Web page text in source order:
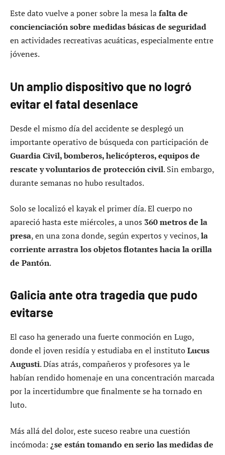
Este dato vuelve a poner sobre la mesa lafalta de
concienciación sobre medidas básicas de seguridad
en actividades recreativas acuáticas, especialmente entre
jóvenes.
Un amplio dispositivo que no logró
evitar el fatal desenlace
Desde el mismo día del accidente se desplegó un
importante operativo de búsqueda con participación de
Guardia Civil, bomberos, helicópteros, equipos de
rescate y voluntarios de protección civil. Sin embargo,
durante semanas no hubo resultados.
Solo se localizó el kayak el primer día. El cuerpo no
apareció hasta este miércoles, a unos 360 metros de la
presa, en una zona donde, según expertos y vecinos,la
corriente arrastra los objetos flotantes hacia la orilla
de Pantón.
Galicia ante otra tragedia que pudo
evitarse
El caso ha generado una fuerte conmoción en Lugo,
donde el joven residía y estudiaba en el institutoLucus
Augusti. Días atrás, compañeros y profesores ya le
habían rendido homenaje en una concentración marcada
por la incertidumbre que finalmente se ha tornado en
luto.
Más allá del dolor, este suceso reabre una cuestión
incómoda: ¿se están tomando en serio las medidas de